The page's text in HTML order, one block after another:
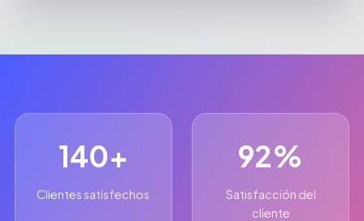
140+
Clientes satisfechos
92%
Satisfacción del
cliente